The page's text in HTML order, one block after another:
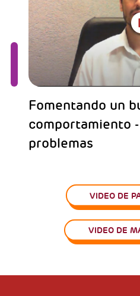
Fomentando un
comportamiento
problemas
VIDEO DE
VIDEO DE